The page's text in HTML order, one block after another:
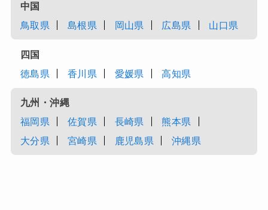
中国
鳥取県
島根県 岡山県 広島県 山口県
四国
徳島県
香川県 愛媛県 高知県
九州・沖縄
福岡県
佐賀県 長崎県
熊本県
大分県
宮崎県 鹿児島県 沖縄県